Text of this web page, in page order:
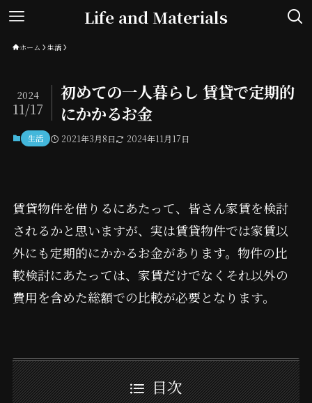
Life and Materials
ホーム 生活
初めての一人暮らし 賃貸で定期的
にかかるお金
2024
11/17
生活 2021年3月8日 2024年11月17日
賃貸物件を借りるにあたって、皆さん家賃を検討
されるかと思いますが、実は賃貸物件では家賃以
外にも定期的にかかるお金があります。物件の比
較検討にあたっては、家賃だけでなくそれ以外の
費用を含めた総額での比較が必要となります。
目次